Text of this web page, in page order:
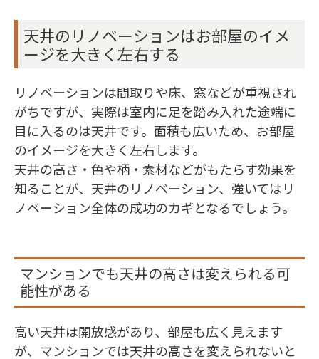
天井のリノベーションはお部屋のイメ
ージを大きく左右する
リノベーションは間取りや床、窓などが重視され
がちですが、実際は室内に足を踏み入れた途端に
目に入るのは天井です。面積も広いため、お部屋
のイメージを大きく左右します。
天井の高さ・色や柄・素材などがもたらす効果を
知ることが、天井のリノベーション、強いてはリ
ノベーション全体の成功のカギとなるでしょう。
マンションでも天井の高さは変えられる可
能性がある
高い天井は開放感があり、部屋も広く見えます
が、マンションでは天井の高さを変えられないと